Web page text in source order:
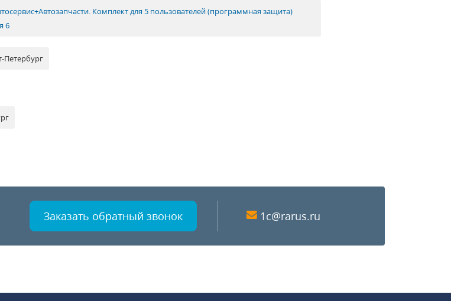
Комплект для 5 пользователей (программная защита)
6
Петербург
Заказать обратный звонок 1c@rarus.ru